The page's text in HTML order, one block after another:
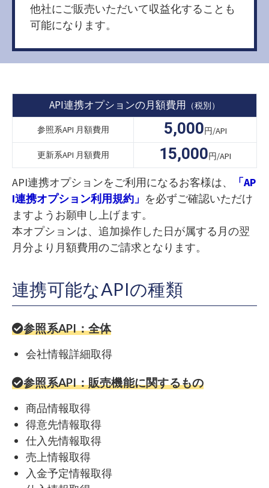
他社にご販売いただいて収益化することも
可能になります。
API連携オプションの月額費用 （税別）
参照系API 月額費用 5,000円/API
更新系API 月額費用 15,000円/API
API連携オプションをご利用になるお客様は、
「AP
I連携オプション利用規約」 を必ずご確認いただけ
ますようお願申し上げます。
本オプションは、追加操作した日が属する月の翌
月分より月額費用のご請求となります。
連携可能なAPIの種類
参照系API：全体
会社情報詳細取得
参照系API：販売機能に関するもの
商品情報取得
得意先情報取得
仕入先情報取得
売上情報取得
入金予定情報取得